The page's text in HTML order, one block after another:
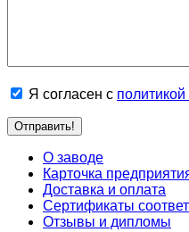
Я согласен с
О заводе
Карточка
Доставка и оплата
Сертификаты
Отзывы и дипломы